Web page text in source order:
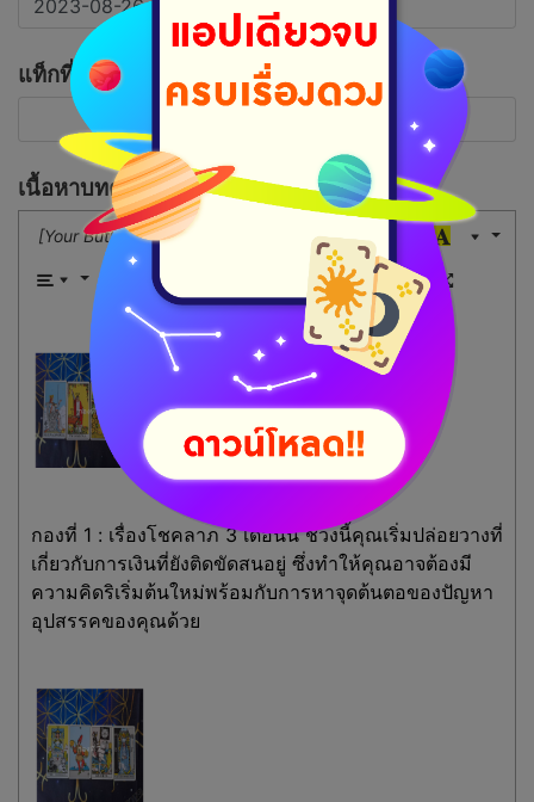
แท็กที่เกี่ยวข้อง
เนื้อหาบทความ
[Your Button] 16
กองที่ 1 : เรื่องโชคลาภ 3 เดือนนี้ ช่วงนี้คุณเริ่มปล่อยวางที่
เกี่ยวกับการเงินที่ยังติดขัดสนอยู่ ซึ่งทำให้คุณอาจต้องมี
ความคิดริเริ่มต้นใหม่พร้อมกับการหาจุดต้นตอของปัญหา
อุปสรรคของคุณด้วย